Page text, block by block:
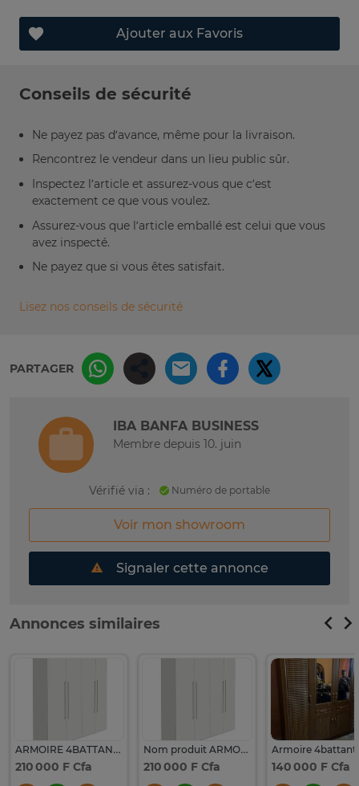
Ajouter aux Favoris
Conseils de sécurité
Ne payez pas d’avance, même pour la livraison.
Rencontrez le vendeur dans un lieu public sûr.
Inspectez l’article et assurez-vous que c’est
exactement ce que vous voulez.
Assurez-vous que l’article emballé est celui que vous
avez inspecté.
Ne payez que si vous êtes satisfait.
Lisez nos conseils de sécurité
PARTAGER
IBA BANFA BUSINESS
Membre depuis 10. juin
Vérifié via : Numéro de portable
Voir mon showroom
Signaler cette annonce
Annonces similaires
ARMOIRE 4BATTANTS 170X45X175 CM BLANC ARB004
210 000 F Cfa
Nom produit ARMOIRE 4BATTANTS 170X45X175 CM BLANC ARB004
210 000 F Cfa
Armoire
140 000 F Cfa